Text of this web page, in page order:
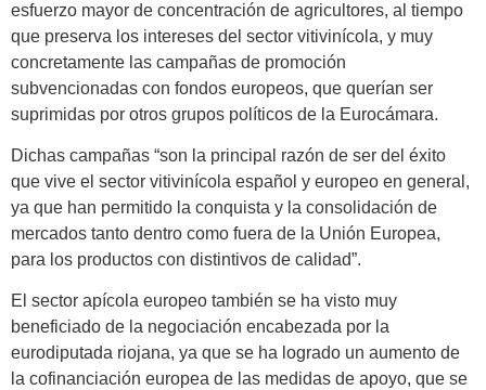
esfuerzo mayor de concentración de agricultores, al tiempo
que preserva los intereses del sector vitivinícola, y muy
concretamente las campañas de promoción
subvencionadas con fondos europeos, que querían ser
suprimidas por otros grupos políticos de la Eurocámara.
Dichas campañas “son la principal razón de ser del éxito
que vive el sector vitivinícola español y europeo en general,
ya que han permitido la conquista y la consolidación de
mercados tanto dentro como fuera de la Unión Europea,
para los productos con distintivos de calidad”.
El sector apícola europeo también se ha visto muy
beneficiado de la negociación encabezada por la
eurodiputada riojana, ya que se ha logrado un aumento de
la cofinanciación europea de las medidas de apoyo, que se